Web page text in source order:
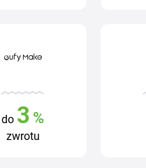
do 3 %
zwrotu